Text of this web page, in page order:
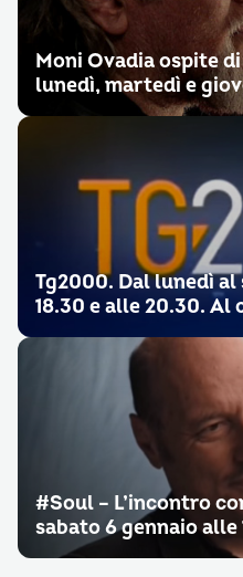
Moni Ovadia ospite
lunedì, martedì e
Tg2000. Dal lunedì al
18.30 e alle 20.30.
#Soul – L’incontro
sabato 6 gennaio alle